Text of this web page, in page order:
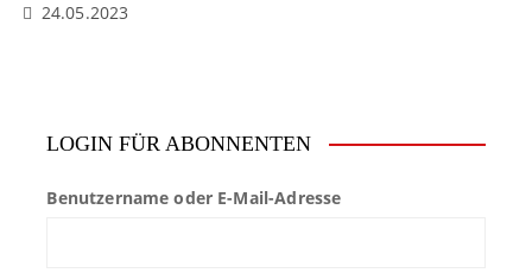
24.05.2023
LOGIN FÜR ABONNENTEN
Benutzername oder E-Mail-Adresse